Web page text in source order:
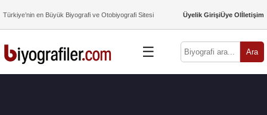
Türkiye’nin en Büyük Biyografi ve Otobiyografi Sitesi Üyelik GirişiÜye Olİletişim
☰ Ara